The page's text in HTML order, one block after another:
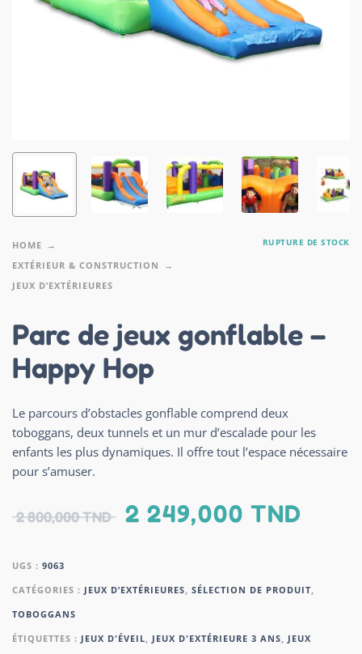
HOME
EXTÉRIEUR & CONSTRUCTION
JEUX D’EXTÉRIEURES
RUPTURE DE STOCK
Parc de jeux gonflable –
Happy Hop
Le parcours d’obstacles gonflable comprend deux
toboggans, deux tunnels et un mur d’escalade pour les
enfants les plus dynamiques. Il offre tout l’espace nécessaire
pour s’amuser.
2 800,000TND 2 249,000 TND
UGS : 9063
CATÉGORIES : JEUX D’EXTÉRIEURES SÉLECTION DE PRODUIT
TOBOGGANS
ÉTIQUETTES : JEUX D'ÉVEIL JEUX D'EXTÉRIEURE 3 ANS
JEUX